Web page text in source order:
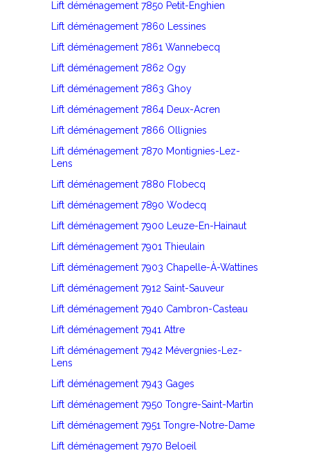
Lift déménagement 7850 Petit-Enghien
Lift déménagement 7860 Lessines
Lift déménagement 7861 Wannebecq
Lift déménagement 7862 Ogy
Lift déménagement 7863 Ghoy
Lift déménagement 7864 Deux-Acren
Lift déménagement 7866 Ollignies
Lift déménagement 7870 Montignies-Lez-
Lens
Lift déménagement 7880 Flobecq
Lift déménagement 7890 Wodecq
Lift déménagement 7900 Leuze-En-Hainaut
Lift déménagement 7901 Thieulain
Lift déménagement 7903 Chapelle-À-Wattines
Lift déménagement 7912 Saint-Sauveur
Lift déménagement 7940 Cambron-Casteau
Lift déménagement 7941 Attre
Lift déménagement 7942 Mévergnies-Lez-
Lens
Lift déménagement 7943 Gages
Lift déménagement 7950 Tongre-Saint-Martin
Lift déménagement 7951 Tongre-Notre-Dame
Lift déménagement 7970 Beloeil